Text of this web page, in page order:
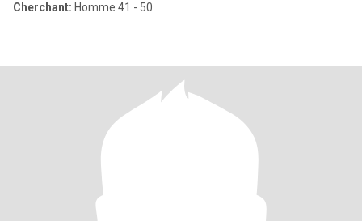
Cherchant: Homme 41 - 50